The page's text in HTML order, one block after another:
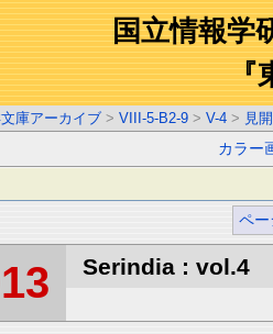
国立情報学
『
庫アーカイブ > VIII-5-B2-9 > V-4 > 見
カラー
ペー
Serindia : vol.4